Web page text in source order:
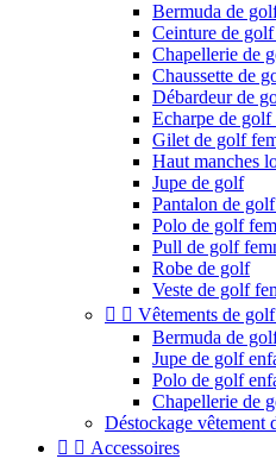
Bermuda de
Ceinture de
Chapellerie de
Chaussette de
Débardeur de
Echarpe de golf
Gilet de golf
Haut manches
Jupe de golf
Pantalon de
Polo de golf
Pull de golf
Robe de golf
Veste de golf
  Vêtements de
Bermuda de
Jupe de golf
Polo de golf
Chapellerie de
Déstockage vêtement
  Accessoires